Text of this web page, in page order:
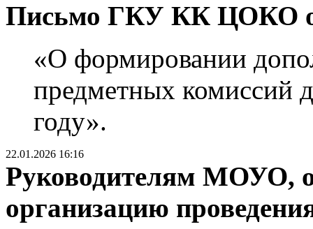
Письмо ГКУ КК ЦОКО
«О формировании
предметных комиссий
году».
22.01.2026 16:16
Руководителям МОУО,
организацию